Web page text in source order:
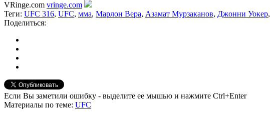
VRinge.com vringe.com
Теги: UFC 316, UFC, мма, Марлон Вера, Азамат Мурзаканов, Джонни Уокер,
Поделиться:
Если Вы заметили ошибку - выделите ее мышью и нажмите Ctrl+Enter
Материалы по теме: UFC